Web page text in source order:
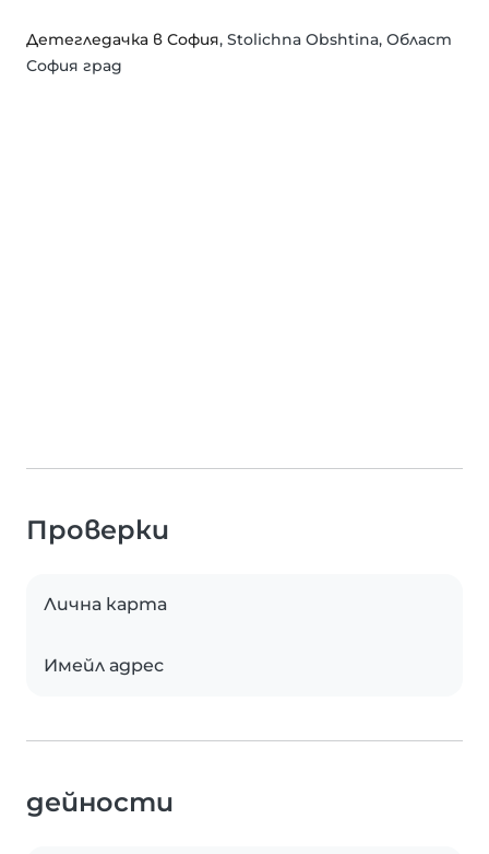
Детегледачка в София, Stolichna Obshtina, Област
София град
Проверки
Лична карта
Имейл адрес
дейности